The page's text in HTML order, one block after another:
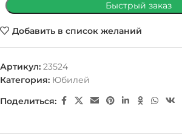
Быстрый заказ
Добавить в список желаний
Артикул: 23524
Категория: Юбилей
Поделиться: